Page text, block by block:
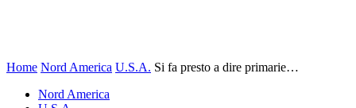
Home Nord America U.S.A. Si fa presto a dire primarie…
Nord America